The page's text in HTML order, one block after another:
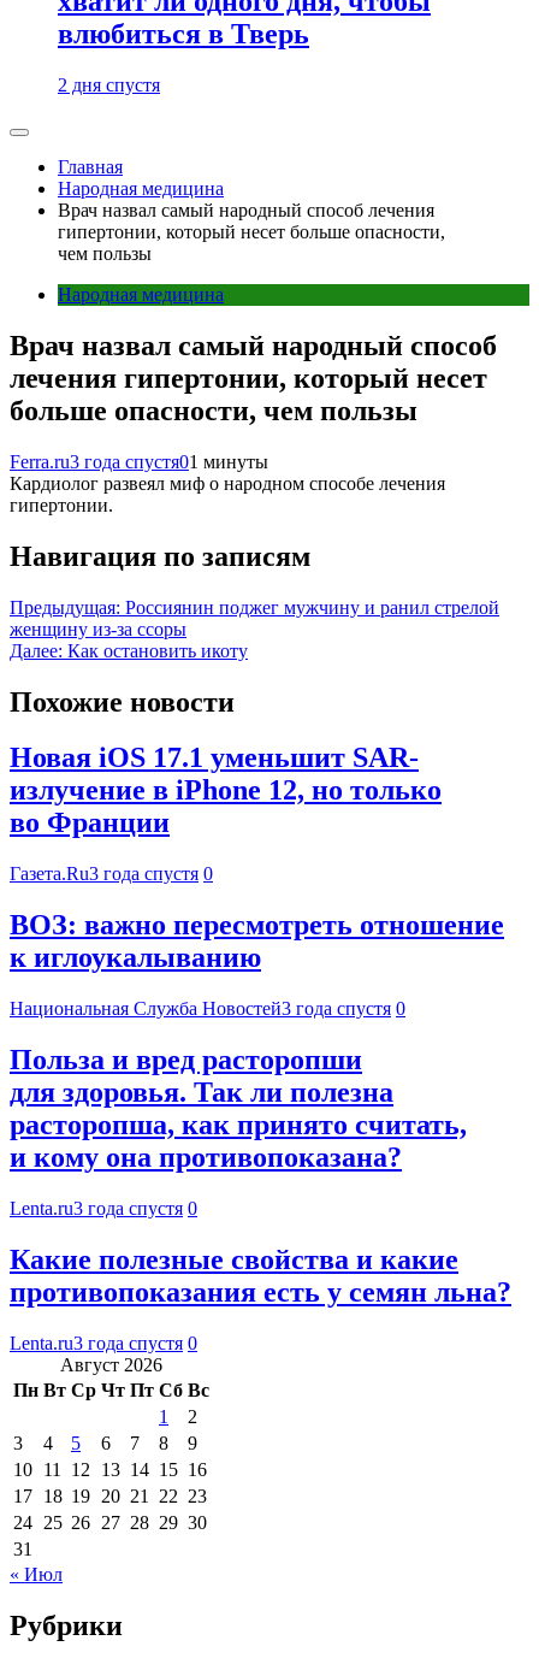
влюбиться в Тверь
2 дня спустя
Главная
Народная медицина
Врач назвал самый народный способ лечения
гипертонии, который несет больше опасности,
чем пользы
Народная медицина
Врач назвал самый народный способ
лечения гипертонии, который несет
больше опасности, чем пользы
Ferra.ru3 года спустя01 минуты
Кардиолог развеял миф о народном способе лечения
гипертонии.
Навигация по записям
Предыдущая: Россиянин поджег мужчину и ранил стрелой
женщину из-за ссоры
Далее: Как остановить икоту
Похожие новости
Новая iOS 17.1 уменьшит SAR-
излучение в iPhone 12, но только
во Франции
Газета.Ru3 года спустя 0
ВОЗ: важно пересмотреть отношение
к иглоукалыванию
Национальная Служба Новостей3 года спустя 0
Польза и вред расторопши
для здоровья. Так ли полезна
расторопша, как принято считать,
и кому она противопоказана?
Lenta.ru3 года спустя 0
Какие полезные свойства и какие
противопоказания есть у семян льна?
Lenta.ru3 года спустя 0
Август 2026
Пн Вт Ср Чт Пт Сб Вс
1
2
3
4 5 6 7 8
9
10 11 12 13 14 15 16
17 18 19 20 21 22 23
24 25 26 27 28 29 30
31
« Июл
Рубрики